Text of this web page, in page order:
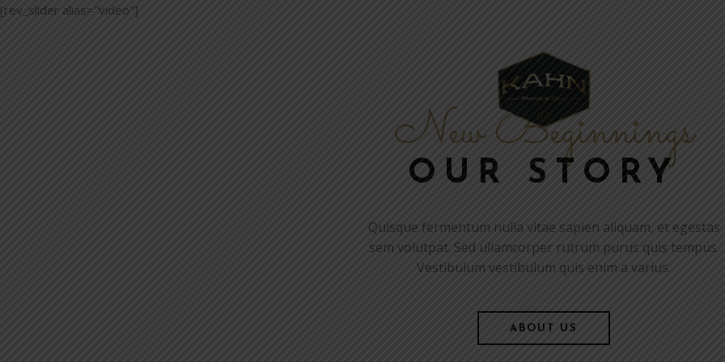
[rev_slider alias="video"]
New Beginnings
OUR STORY
Quisque fermentum nulla vitae sapien aliquam, et egestas
sem volutpat. Sed ullamcorper rutrum purus quis tempus.
Vestibulum vestibulum quis enim a varius.
ABOUT US